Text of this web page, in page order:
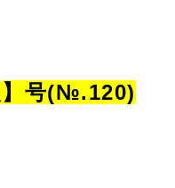
】号(№.120)